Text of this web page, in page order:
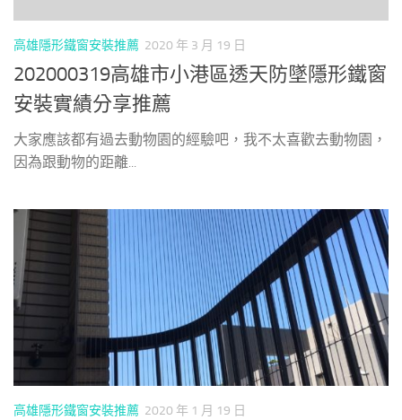
高雄隱形鐵窗安裝推薦 2020 年 3 月 19 日
202000319高雄市小港區透天防墜隱形鐵窗
安裝實績分享推薦
大家應該都有過去動物園的經驗吧，我不太喜歡去動物園，
因為跟動物的距離...
高雄隱形鐵窗安裝推薦 2020 年 1 月 19 日